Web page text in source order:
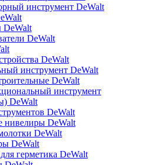
инструмент DeWalt
DeWalt
DeWalt
DeWalt
инструмент DeWalt
DeWalt
инструмент
DeWalt
DeWalt
нивелиры DeWalt
DeWalt
DeWalt
герметика DeWalt